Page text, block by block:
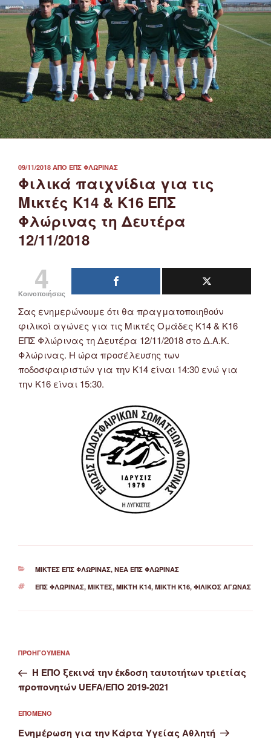
ΔΗΜΟΣΙΕΎΤΗΚΕ
ΣΤΙΣ
09/11/2018 ΑΠΌ ΕΠΣ ΦΛΏΡΙΝΑΣ
Φιλικά παιχνίδια για τις
Μικτές Κ14 & Κ16 ΕΠΣ
Φλώρινας τη Δευτέρα
12/11/2018
4
Κοινοποιήσεις
Σας ενημερώνουμε ότι θα πραγματοποιηθούν
φιλικοί αγώνες για τις Μικτές Ομάδες Κ14 & Κ16
ΕΠΣ Φλώρινας τη Δευτέρα 12/11/2018 στο Δ.Α.Κ.
Φλώρινας. Η ώρα προσέλευσης των
ποδοσφαιριστών για την Κ14 είναι 14:30 ενώ για
την Κ16 είναι 15:30.
ΚΑΤΗΓΟΡΊΕΣ
ΜΙΚΤΈΣ ΕΠΣ ΦΛΏΡΙΝΑΣ, ΝΈΑ ΕΠΣ ΦΛΏΡΙΝΑΣ
ΕΤΙΚΈΤΕΣ
ΕΠΣ ΦΛΏΡΙΝΑΣ, ΜΙΚΤΈΣ, ΜΙΚΤΉ Κ14, ΜΙΚΤΉ Κ16, ΦΙΛΙΚΌΣ ΑΓΏΝΑΣ
άρθρων
Προηγούμενο
άρθρο
ΠΡΟΗΓΟΎΜΕΝΑ
Η ΕΠΟ ξεκινά την έκδοση ταυτοτήτων τριετίας
προπονητών UEFA/ΕΠΟ 2019-2021
Επόμενο
άρθρο
ΕΠΌΜΕΝΟ
Ενημέρωση για την Κάρτα Υγείας Αθλητή